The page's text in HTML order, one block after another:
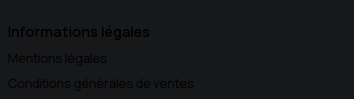
Informations légales
Mentions légales
Conditions générales de ventes